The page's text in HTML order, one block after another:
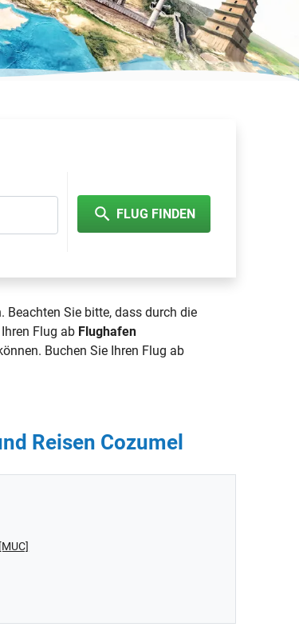
FLUG FINDEN
Sie bitte, dass durch die
Flug ab Flughafen
Buchen Sie Ihren Flug ab
Reisen Cozumel